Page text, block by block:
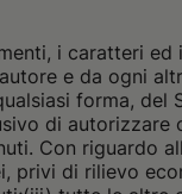
i caratteri ed
e da ogni
forma, del
di
Con riguardo
privi di rilievo